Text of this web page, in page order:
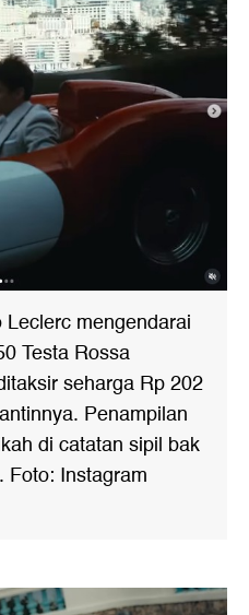
mengendarai
Testa Rossa
seharga Rp 202
Penampilan
di catatan sipil bak
Foto: Instagram